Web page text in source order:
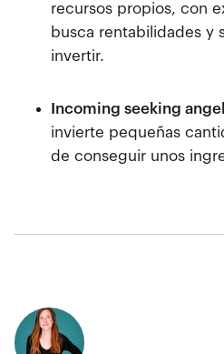
recursos propios, con
busca rentabilidades y
invertir.
Incoming seeking
invierte pequeñas
de conseguir unos